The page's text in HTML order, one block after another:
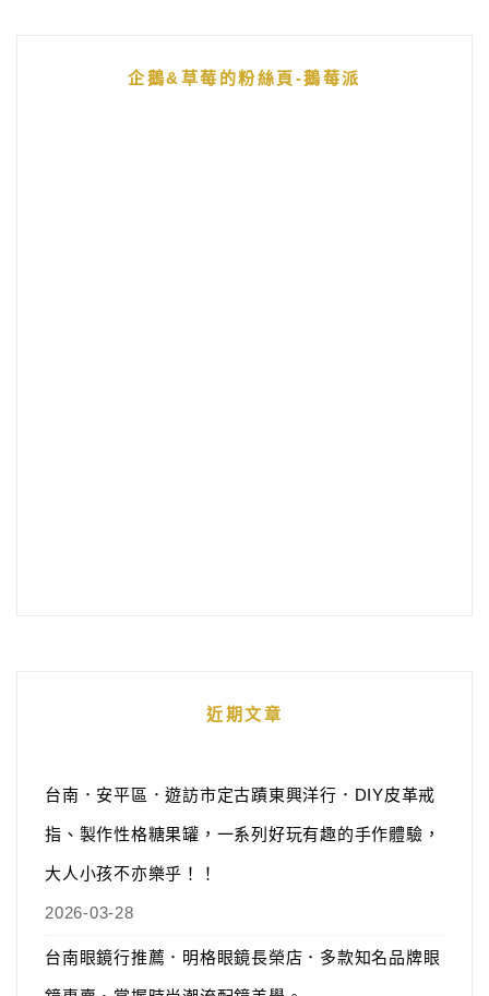
企鵝&草莓的粉絲頁-鵝莓派
近期文章
台南．安平區．遊訪市定古蹟東興洋行．DIY皮革戒
指、製作性格糖果罐，一系列好玩有趣的手作體驗，
大人小孩不亦樂乎！！
2026-03-28
台南眼鏡行推薦．明格眼鏡長榮店．多款知名品牌眼